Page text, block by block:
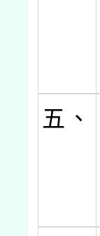
五、